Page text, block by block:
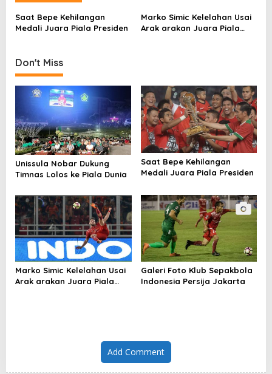
Saat Bepe Kehilangan
Medali Juara Piala Presiden
Marko Simic Kelelahan Usai
Arak arakan Juara Piala
Don't Miss
Unissula Nobar Dukung
Timnas Lolos ke Piala Dunia
Saat Bepe Kehilangan
Medali Juara Piala Presiden
Marko Simic Kelelahan Usai
Arak arakan Juara Piala
Galeri Foto Klub Sepakbola
Indonesia Persija Jakarta
Add Comment